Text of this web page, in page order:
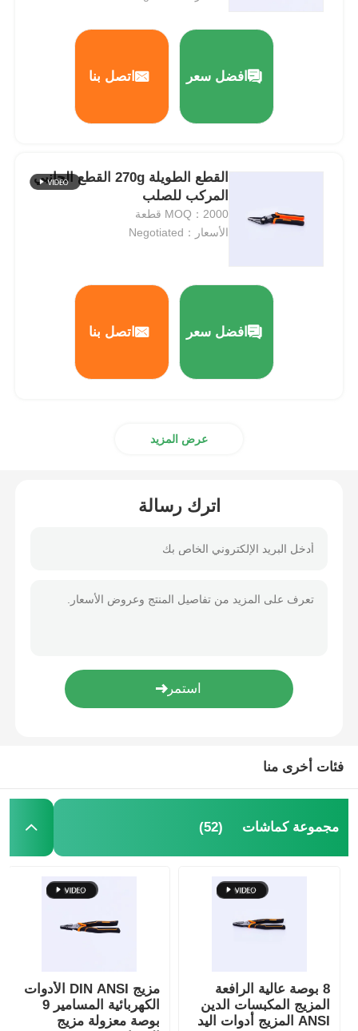
ملامح التشويش
التقط كماشة الدائري
المسامير المشتركة
افضل سعر اتصل بنا
القطع الطويلة 270g القطع الجانبي
المركب للصلب
MOQ：2000 قطعة
الأسعار：Negotiated
افضل سعر اتصل بنا
عرض المزيد
اترك رسالة
فئات أخرى منا
مجموعة كماشات (52)
8 بوصة عالية الرافعة
المزيج المكبسات الدين
ANSI المزيج أدوات اليد
مزيج DIN ANSI الأدوات
الكهربائية المسامير 9
بوصة معزولة مزيج